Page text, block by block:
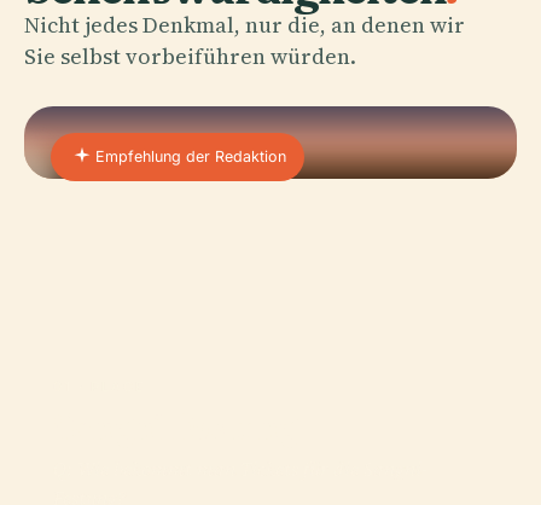
Nicht jedes Denkmal, nur die, an denen wir
Sie selbst vorbeiführen würden.
Empfehlung der Redaktion